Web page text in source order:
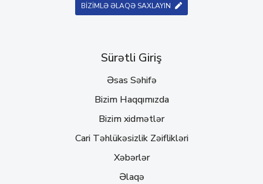
BİZİMLƏ ƏLAQƏ SAXLAYIN
Sürətli Giriş
Əsas Səhifə
Bizim Haqqımızda
Bizim xidmətlər
Cari Təhlükəsizlik Zəiflikləri
Xəbərlər
Əlaqə